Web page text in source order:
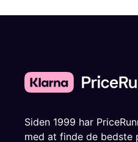
Siden 1999 har
med at finde de bedste